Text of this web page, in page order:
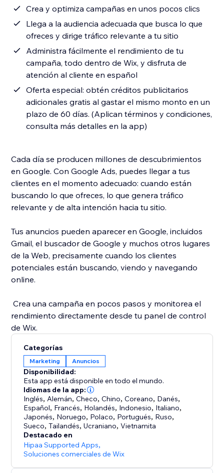
Crea y optimiza campañas en unos pocos clics
Llega a la audiencia adecuada que busca lo que
ofreces y dirige tráfico relevante a tu sitio
Administra fácilmente el rendimiento de tu
campaña, todo dentro de Wix, y disfruta de
atención al cliente en español
Oferta especial: obtén créditos publicitarios
adicionales gratis al gastar el mismo monto en un
plazo de 60 días. (Aplican términos y condiciones,
consulta más detalles en la app)
Cada día se producen millones de descubrimientos
en Google. Con Google Ads, puedes llegar a tus
clientes en el momento adecuado: cuando están
buscando lo que ofreces, lo que genera tráfico
relevante y de alta intención hacia tu sitio.
Tus anuncios pueden aparecer en Google, incluidos
Gmail, el buscador de Google y muchos otros lugares
de la Web, precisamente cuando los clientes
potenciales están buscando, viendo y navegando
online.
​ Crea una campaña en pocos pasos y monitorea el
rendimiento directamente desde tu panel de control
de Wix.
Categorías
Marketing Anuncios
Disponibilidad:
Esta app está disponible en todo el mundo.
Idiomas de la app:
Inglés, Alemán,Checo,Chino,Coreano, Danés,
Español, Francés, Holandés, Indonesio, Italiano,
Japonés, Noruego, Polaco, Portugués, Ruso,
Sueco,Tailandés,Ucraniano,Vietnamita
Destacado en
Hipaa Supported Apps,
Soluciones comerciales de Wix